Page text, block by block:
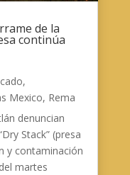
de la
continúa
,
Mexico, Rema
denuncian
Stack” (presa
y contaminación
martes